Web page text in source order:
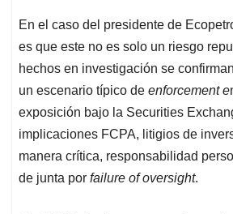
En el caso del presidente de
es que este no es solo un riesgo
hechos en investigación se
un escenario típico de enforcement e
exposición bajo la Securities
implicaciones FCPA, litigios de
manera crítica, responsabilidad
de junta por failure of oversight.